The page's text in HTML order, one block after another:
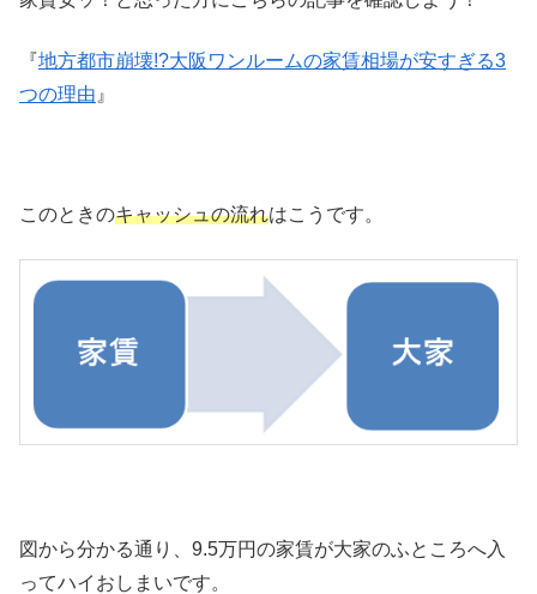
『地方都市崩壊!?大阪ワンルームの家賃相場が安すぎる3
つの理由 』
このときのキャッシュの流れはこうです。
図から分かる通り、9.5万円の家賃が大家のふところへ入
ってハイおしまいです。